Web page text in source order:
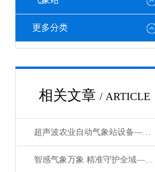
更多分类
相关文章 / ARTICLE
超声波农业自动气象站设备——全域气象智能感知，守护农业生产稳产增收
智感气象万象 精准守护全域——智能综合超声波气象监测站